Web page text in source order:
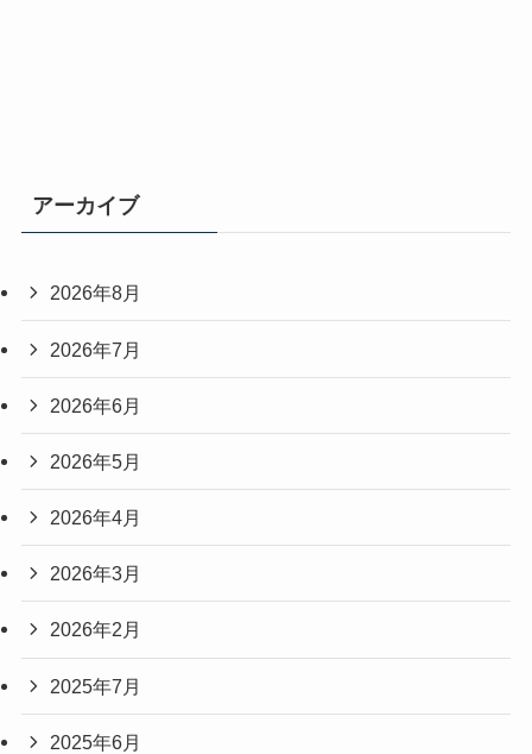
アーカイブ
2026年8月
2026年7月
2026年6月
2026年5月
2026年4月
2026年3月
2026年2月
2025年7月
2025年6月